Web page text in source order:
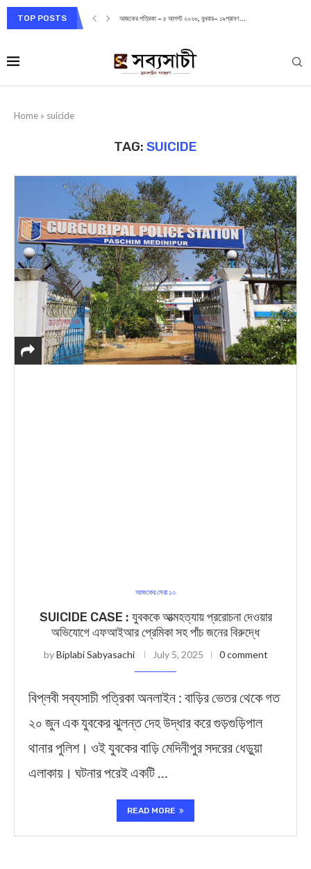
TOP POSTS আজকের পত্রিকা – ৫ আগস্ট ২০২৬, বুধবার– ১৯শ্রাবণ...
Home » suicide
TAG: SUICIDE
আজকের সেরা ১০
SUICIDE CASE : যুবককে আত্মহত্যায় প্ররোচনা দেওয়ার
অভিযোগে এফআইআর প্রেমিকা সহ পাঁচ জনের বিরুদ্ধে
byBiplabi Sabyasachi July 5, 2025 0 comment
বিপ্লবী সব্যসাচী পত্রিকা অনলাইন : বাড়ির ভেতর থেকে গত
২০ জুন এক যুবকের ঝুলন্ত দেহ উদ্ধার করে গুড়গুড়িপাল
থানার পুলিশ। ওই যুবকের বাড়ি মেদিনীপুর সদরের ধেড়ুয়া
এলাকায়। ঘটনার পরেই একটি …
READ MORE